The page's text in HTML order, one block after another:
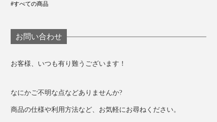
#すべての商品
お問い合わせ
お客様、いつも有り難うございます！
なにかご不明な点などありませんか?
商品の仕様や利用方法など、お気軽にお尋ねください。